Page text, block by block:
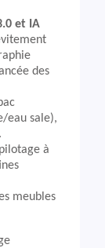
et IA
des
eau sale),
à
meubles